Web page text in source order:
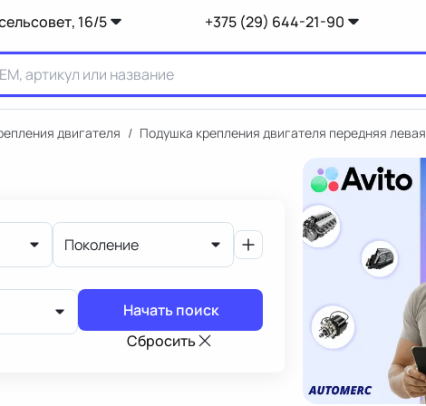
16/5 +375 (29) 644-21-90
двигателя / Подушка крепления двигателя передняя левая
Поколение
Начать поиск
Сбросить